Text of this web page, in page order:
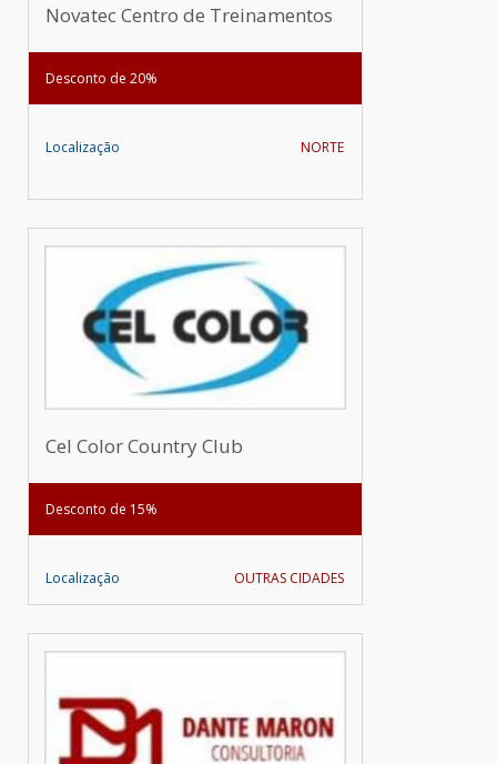
Novatec Centro de Treinamentos
Desconto de 20%
Localização NORTE
Cel Color Country Club
Desconto de 15%
Localização OUTRAS CIDADES